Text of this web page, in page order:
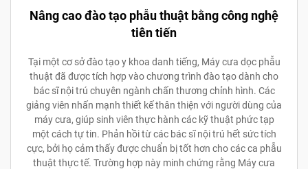
Nâng cao đào tạo phẫu thuật bằng công nghệ
tiên tiến
Tại một cơ sở đào tạo y khoa danh tiếng, Máy cưa dọc phẫu
thuật đã được tích hợp vào chương trình đào tạo dành cho
bác sĩ nội trú chuyên ngành chấn thương chỉnh hình. Các
giảng viên nhấn mạnh thiết kế thân thiện với người dùng của
máy cưa, giúp sinh viên thực hành các kỹ thuật phức tạp
một cách tự tin. Phản hồi từ các bác sĩ nội trú hết sức tích
cực, bởi họ cảm thấy được chuẩn bị tốt hơn cho các ca phẫu
thuật thực tế. Trường hợp này minh chứng rằng Máy cưa